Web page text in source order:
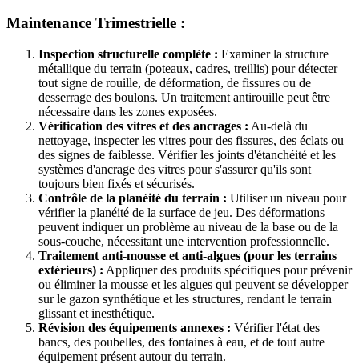
Maintenance Trimestrielle :
Inspection structurelle complète : Examiner la structure
métallique du terrain (poteaux, cadres, treillis) pour détecter
tout signe de rouille, de déformation, de fissures ou de
desserrage des boulons. Un traitement antirouille peut être
nécessaire dans les zones exposées.
Vérification des vitres et des ancrages : Au-delà du
nettoyage, inspecter les vitres pour des fissures, des éclats ou
des signes de faiblesse. Vérifier les joints d'étanchéité et les
systèmes d'ancrage des vitres pour s'assurer qu'ils sont
toujours bien fixés et sécurisés.
Contrôle de la planéité du terrain : Utiliser un niveau pour
vérifier la planéité de la surface de jeu. Des déformations
peuvent indiquer un problème au niveau de la base ou de la
sous-couche, nécessitant une intervention professionnelle.
Traitement anti-mousse et anti-algues (pour les terrains
extérieurs) : Appliquer des produits spécifiques pour prévenir
ou éliminer la mousse et les algues qui peuvent se développer
sur le gazon synthétique et les structures, rendant le terrain
glissant et inesthétique.
Révision des équipements annexes : Vérifier l'état des
bancs, des poubelles, des fontaines à eau, et de tout autre
équipement présent autour du terrain.